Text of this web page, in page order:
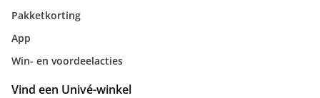
Pakketkorting
App
Win- en voordeelacties
Vind een Univé-winkel